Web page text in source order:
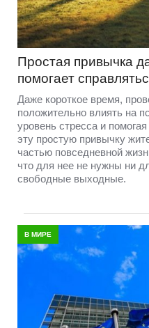
Простая привычка
помогает
Даже короткое время,
положительно влиять на
уровень стресса и
эту простую привычку
частью повседневной
что для нее не нужны ни
свободные выходные.
В МИРЕ